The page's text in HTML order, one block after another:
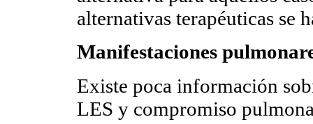
alternativas terapéuticas se
Manifestaciones
Existe poca información
LES y compromiso